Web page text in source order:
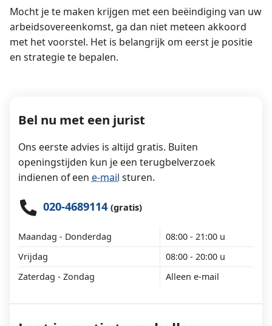
Mocht je te maken krijgen met een beëindiging van uw
arbeidsovereenkomst, ga dan niet meteen akkoord
met het voorstel. Het is belangrijk om eerst je positie
en strategie te bepalen.
Bel nu met een jurist
Ons eerste advies is altijd gratis. Buiten
openingstijden kun je een terugbelverzoek
indienen of een e-mail sturen.
020-4689114 (gratis)
Maandag - Donderdag
08:00 - 21:00 u
Vrijdag
08:00 - 20:00 u
Zaterdag - Zondag
Alleen e-mail